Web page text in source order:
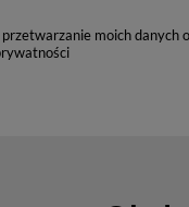
moich danych